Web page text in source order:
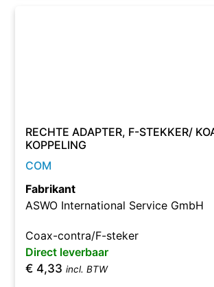
RECHTE ADAPTER, F-STEKKER/
KOPPELING
COM
Fabrikant
ASWO International Service GmbH
Coax-contra/F-steker
Direct leverbaar
€ 4,33 incl. BTW